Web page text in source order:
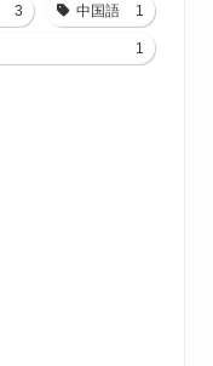
3 中国語 1
1